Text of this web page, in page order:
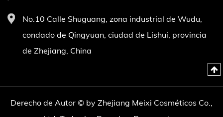
No.10 Calle Shuguang, zona industrial de Wudu,
condado de Qingyuan, ciudad de Lishui, provincia
de Zhejiang, China
Derecho de Autor © by Zhejiang Meixi Cosméticos Co.,